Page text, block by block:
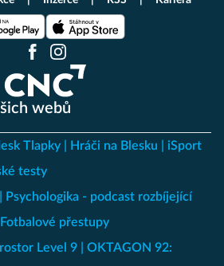
webů
Tlapky Hráči na Blesku
iSport
testy
Psychologika - podcast rozbíjející
Fotbalové přestupy
Level 9
OKTAGON 92: